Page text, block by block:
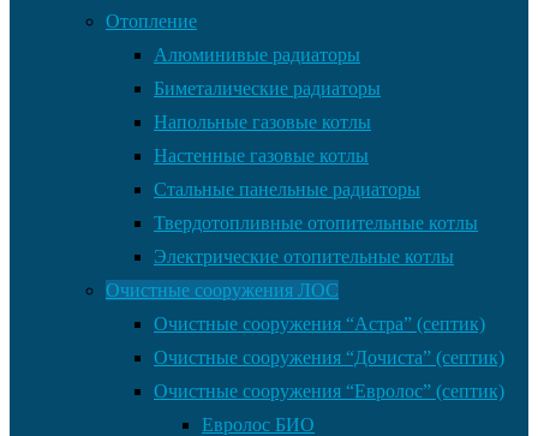
Отопление
Алюминивые радиаторы
Биметалические радиаторы
Напольные газовые котлы
Настенные газовые котлы
Стальные панельные радиаторы
Твердотопливные отопительные котлы
Электрические отопительные котлы
Очистные сооружения ЛОС
Очистные сооружения “Астра” (септик)
Очистные сооружения “Дочиста” (септик)
Очистные сооружения “Евролос” (септик)
Евролос БИО